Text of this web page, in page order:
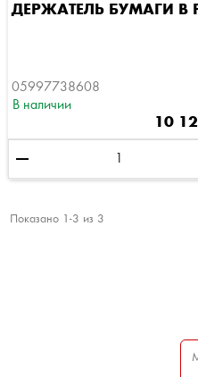
ДЕРЖАТЕЛЬ БУМАГИ В
05997738608
В наличии
10
remove
Показано 1-3 из 3